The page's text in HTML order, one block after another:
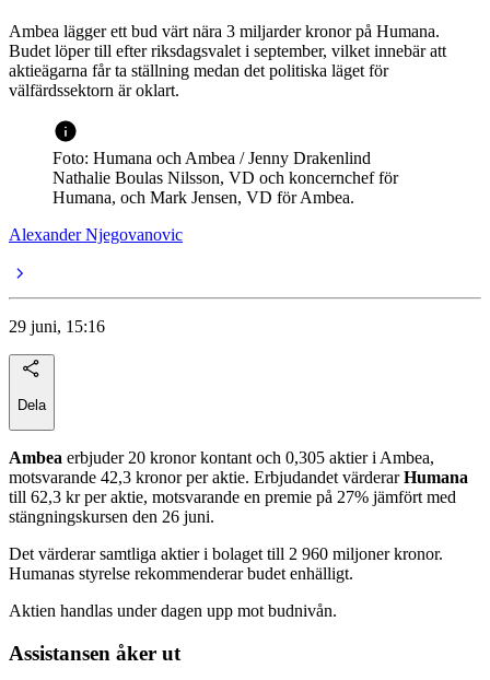
Ambea lägger ett bud värt nära 3 miljarder kronor på Humana.
Budet löper till efter riksdagsvalet i september, vilket innebär att
aktieägarna får ta ställning medan det politiska läget för
välfärdssektorn är oklart.
Foto: Humana och Ambea / Jenny Drakenlind
Nathalie Boulas Nilsson, VD och koncernchef för
Humana, och Mark Jensen, VD för Ambea.
Alexander Njegovanovic
29 juni, 15:16
Dela
Ambea erbjuder 20 kronor kontant och 0,305 aktier i Ambea,
motsvarande 42,3 kronor per aktie. Erbjudandet värderarHumana
till 62,3 kr per aktie, motsvarande en premie på 27% jämfört med
stängningskursen den 26 juni.
Det värderar samtliga aktier i bolaget till 2 960 miljoner kronor.
Humanas styrelse rekommenderar budet enhälligt.
Aktien handlas under dagen upp mot budnivån.
Assistansen åker ut